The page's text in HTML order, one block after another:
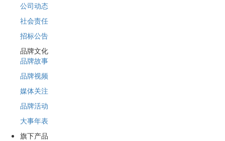
公司动态
社会责任
招标公告
品牌文化
品牌故事
品牌视频
媒体关注
品牌活动
大事年表
旗下产品